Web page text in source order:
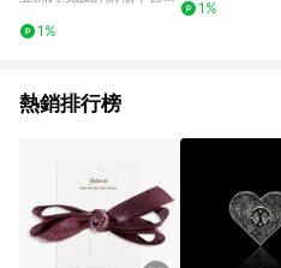
1%
1%
熱銷排行榜